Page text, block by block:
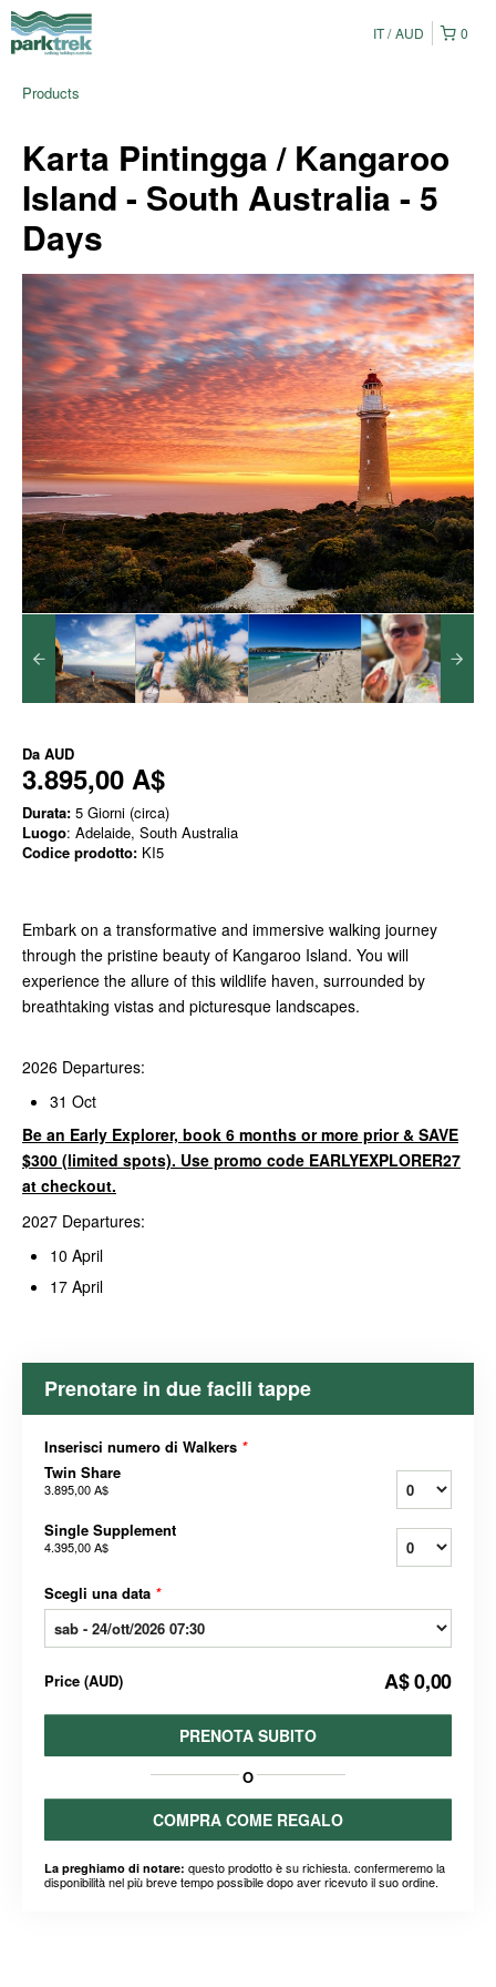
0
IT AUD
Products
Karta Pintingga / Kangaroo
Island - South Australia - 5
Days
Da AUD
3.895,00 A$
Durata: 5 Giorni (circa)
Luogo: Adelaide, South Australia
Codice prodotto: KI5
Embark on a transformative and immersive walking journey
through the pristine beauty of Kangaroo Island. You will
experience the allure of this wildlife haven, surrounded by
breathtaking vistas and picturesque landscapes.
2026 Departures:
31 Oct
Be an Early Explorer, book 6 months or more prior & SAVE
$300 (limited spots). Use promo code EARLYEXPLORER27
at checkout.
2027 Departures:
10 April
17 April
Prenotare in due facili tappe
Inserisci numero di Walkers *
Twin Share
3.895,00 A$
Single Supplement
4.395,00 A$
Scegli una data *
Price (AUD) A$ 0,00
PRENOTA SUBITO
O
COMPRA COME REGALO
La preghiamo di notare: questo prodotto è su richiesta. confermeremo la
disponibilità nel più breve tempo possibile dopo aver ricevuto il suo ordine.